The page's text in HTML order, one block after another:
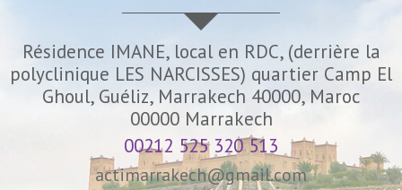
Résidence IMANE, local en RDC, (derrière la
polyclinique LES NARCISSES) quartier Camp El
Ghoul, Guéliz, Marrakech 40000, Maroc
00000 Marrakech
00212 525 320 513
actimarrakech@gmail.com